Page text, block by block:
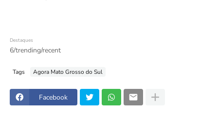
Destaques
6/trending/recent
Tags Agora Mato Grosso do Sul
Facebook